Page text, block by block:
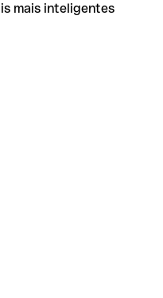
mais inteligentes